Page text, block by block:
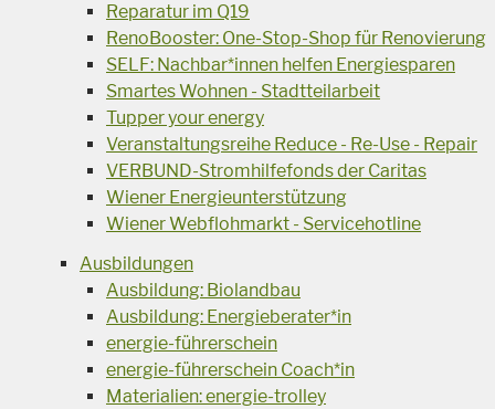
Reparatur im Q19
RenoBooster: One-Stop-Shop für Renovierung
SELF: Nachbar*innen helfen Energiesparen
Smartes Wohnen - Stadtteilarbeit
Tupper your energy
Veranstaltungsreihe Reduce - Re-Use - Repair
VERBUND-Stromhilfefonds der Caritas
Wiener Energieunterstützung
Wiener Webflohmarkt - Servicehotline
Ausbildungen
Ausbildung: Biolandbau
Ausbildung: Energieberater*in
energie-führerschein
energie-führerschein Coach*in
Materialien: energie-trolley